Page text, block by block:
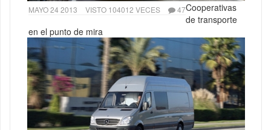
MAYO 24 2013 VISTO 104012 VECES 47Cooperativas
de transporte
en el punto de mira